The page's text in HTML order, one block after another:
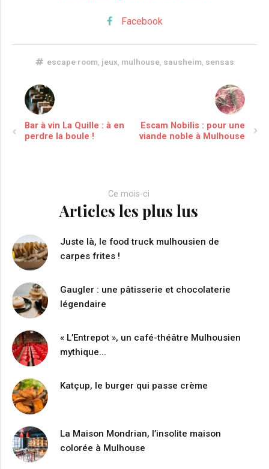
Facebook
escape room jeux, mulhouse, sausheim sensas
Bar à vin La Quille : à en
perdre la boule !
Escam Nobilis : pour une
viande noble à Mulhouse
Ce mois-ci
Articles les plus lus
Juste là, le food truck mulhousien de
carpes frites !
Gaugler : une pâtisserie et chocolaterie
légendaire
« L’Entrepot », un café-théâtre Mulhousien
mythique...
Katçup, le burger qui passe crème
La Maison Mondrian, l’insolite maison
colorée à Mulhouse